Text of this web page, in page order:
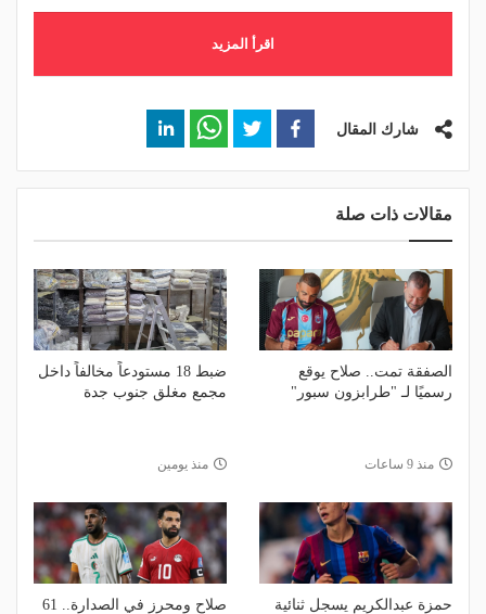
اقرأ المزيد
شارك المقال
مقالات ذات صلة
الصفقة تمت.. صلاح يوقع
رسميًا لـ "طرابزون سبور"
منذ 9 ساعات
ضبط 18 مستودعاً مخالفاً داخل
مجمع مغلق جنوب جدة
منذ يومين
حمزة عبدالكريم يسجل ثنائية
صلاح ومحرز في الصدارة.. 61